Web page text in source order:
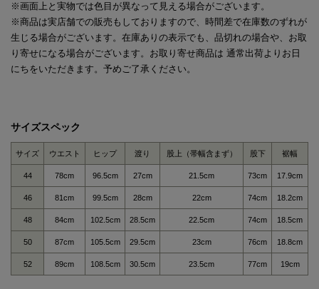
※画面上と実物では色目が異なって見える場合がございます。
※商品は実店舗での販売もしておりますので、時間差で在庫数のずれが
生じる場合がございます。在庫ありの表示でも、品切れの場合や、お取
り寄せになる場合がございます。お取り寄せ商品は 通常出荷よりお日
にちをいただきます。予めご了承ください。
サイズスペック
サイズ ウエスト ヒップ 渡り 股上（帯幅含まず） 股下 裾幅
44 78cm 96.5cm 27cm 21.5cm 73cm 17.9cm
46 81cm 99.5cm 28cm 22cm 74cm 18.2cm
48 84cm 102.5cm 28.5cm 22.5cm 74cm 18.5cm
50 87cm 105.5cm 29.5cm 23cm 76cm 18.8cm
52 89cm 108.5cm 30.5cm 23.5cm 77cm 19cm